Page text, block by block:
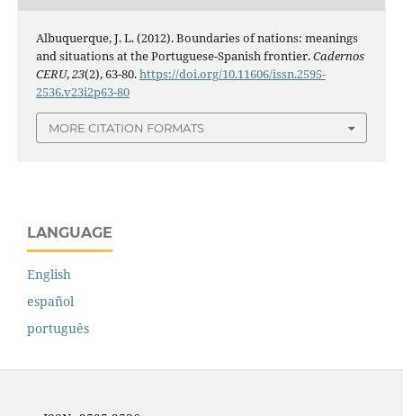
Albuquerque, J. L. (2012). Boundaries of nations: meanings
and situations at the Portuguese-Spanish frontier.Cadernos
CERU,23(2), 63-80.https://doi.org/10.11606/issn.2595-
2536.v23i2p63-80
MORE CITATION FORMATS
LANGUAGE
English
español
português